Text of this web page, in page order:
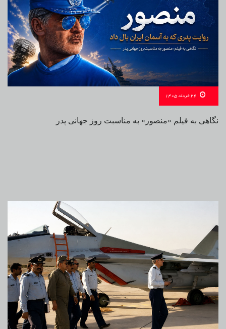
26 خرداد 1405
نگاهی به فیلم «منصور» به مناسبت روز جهانی پدر